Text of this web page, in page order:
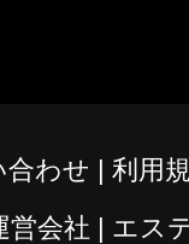
合わせ
利用
営会社 エス